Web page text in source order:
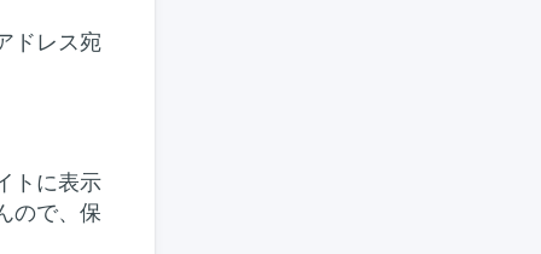
ドレス宛
トに表示
ので、保